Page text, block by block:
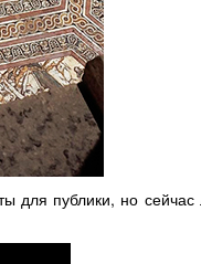
для публики, но